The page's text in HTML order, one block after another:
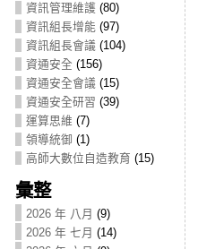
資訊管理維護(80)
資訊組長增能(97)
資訊組長會議 (104)
資通安全 (156)
資通安全會議 (15)
資通安全研習 (39)
運算思維 (7)
領導統御 (1)
高師大數位自造教育 (15)
彙整
2026 年 八月 (9)
2026 年 七月 (14)